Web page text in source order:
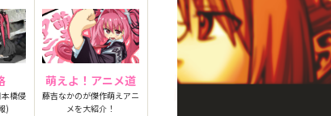
橋侵
)
萌えよ！アニメ道
藤吉なかのが傑作萌えアニ
メを大紹介！